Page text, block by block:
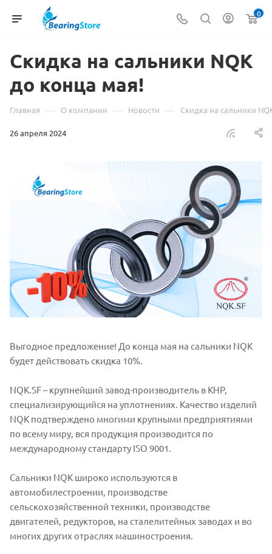
0
Скидка на сальники NQK
до конца мая!
Главная — О компании — Новости — Скидка на сальники
26 апреля 2024
Выгодное предложение! До конца мая на сальники NQK
будет действовать скидка 10%.
NQK.SF – крупнейший завод-производитель в КНР,
специализирующийся на уплотнениях. Качество изделий
NQK подтверждено многими крупными предприятиями
по всему миру, вся продукция производится по
международному стандарту ISO 9001.
Сальники NQK широко используются в
автомобилестроении, производстве
сельскохозяйственной техники, производстве
двигателей, редукторов, на сталелитейных заводах и во
многих других отраслях машиностроения.